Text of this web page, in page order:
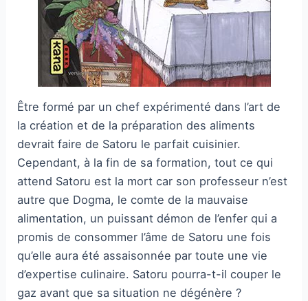
Être formé par un chef expérimenté dans l’art de
la création et de la préparation des aliments
devrait faire de Satoru le parfait cuisinier.
Cependant, à la fin de sa formation, tout ce qui
attend Satoru est la mort car son professeur n’est
autre que Dogma, le comte de la mauvaise
alimentation, un puissant démon de l’enfer qui a
promis de consommer l’âme de Satoru une fois
qu’elle aura été assaisonnée par toute une vie
d’expertise culinaire. Satoru pourra-t-il couper le
gaz avant que sa situation ne dégénère ?